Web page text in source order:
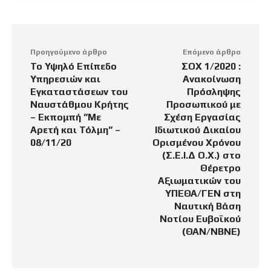
Προηγούμενο άρθρο
Το Υψηλό Επίπεδο
Υπηρεσιών και
Εγκαταστάσεων του
Ναυστάθμου Κρήτης
– Εκπομπή ”Με
Αρετή και Τόλμη” –
08/11/20
Επόμενο άρθρο
ΣΟΧ 1/2020 :
Ανακοίνωση
Πρόσληψης
Προσωπικού με
Σχέση Εργασίας
Ιδιωτικού Δικαίου
Ορισμένου Χρόνου
(Σ.Ε.Ι.Δ Ο.Χ.) στo
Θέρετρο
Αξιωματικών του
ΥΠΕΘΑ/ΓΕΝ στη
Ναυτική Βάση
Νοτίου Ευβοϊκού
(ΘΑΝ/ΝΒΝΕ)